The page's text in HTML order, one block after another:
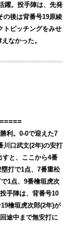
躍。投手陣は、先発
の後は背番号19原綾
トピッチングをみせ
なかった。
利。0-0で迎えた7
川口武文(2年)の安打
すと、ここから4番
打で1点、7番重松
1点、9番檜垣虎次
手陣は、背番号10
檜垣虎次郎(2年)が
途中まで無安打に